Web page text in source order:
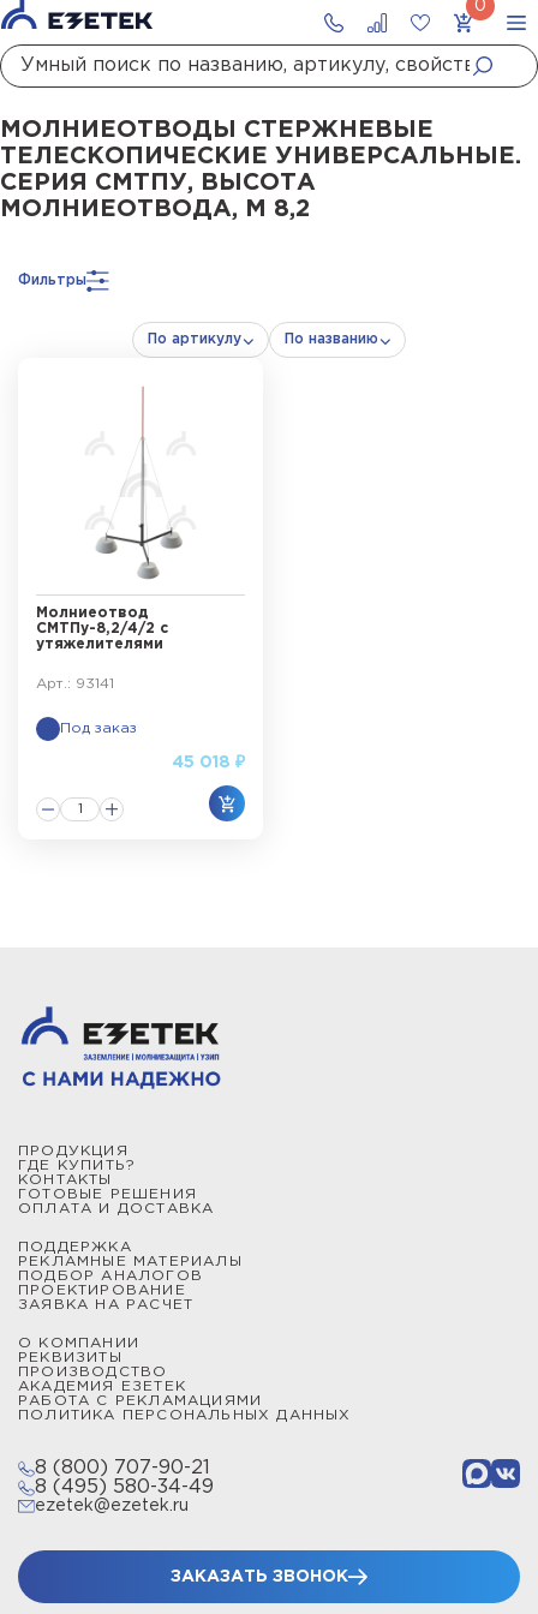
ГлавнаяКаталог Стержневые молниеотводы и мачты
МОЛНИЕОТВОДЫ СТЕРЖНЕВЫЕ
ТЕЛЕСКОПИЧЕСКИЕ УНИВЕРСАЛЬНЫЕ.
СЕРИЯ СМТПУ, ВЫСОТА
МОЛНИЕОТВОДА, М 8,2
Фильтры
По артикулу По названию
Молниеотвод
СМТПу-8,2/4/2 с
утяжелителями
Арт.: 93141
Под заказ
45 018 ₽
ПРОДУКЦИЯ
ГДЕ КУПИТЬ?
КОНТАКТЫ
ГОТОВЫЕ РЕШЕНИЯ
ОПЛАТА И ДОСТАВКА
ПОДДЕРЖКА
РЕКЛАМНЫЕ МАТЕРИАЛЫ
ПОДБОР АНАЛОГОВ
ПРОЕКТИРОВАНИЕ
ЗАЯВКА НА РАСЧЕТ
О КОМПАНИИ
РЕКВИЗИТЫ
ПРОИЗВОДСТВО
АКАДЕМИЯ ЕЗЕТЕК
РАБОТА С РЕКЛАМАЦИЯМИ
ПОЛИТИКА ПЕРСОНАЛЬНЫХ ДАННЫХ
8 (800) 707-90-21
8 (495) 580-34-49
ezetek@ezetek.ru
ЗАКАЗАТЬ ЗВОНОК